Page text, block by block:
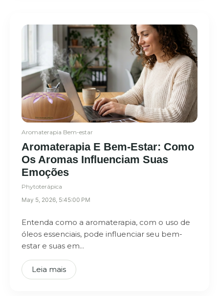
Aromaterapia Bem-estar
Aromaterapia E Bem-Estar: Como
Os Aromas Influenciam Suas
Emoções
Phytoterápica
May 5, 2026, 5:45:00 PM
Entenda como a aromaterapia, com o uso de
óleos essenciais, pode influenciar seu bem-
estar e suas em...
Leia mais